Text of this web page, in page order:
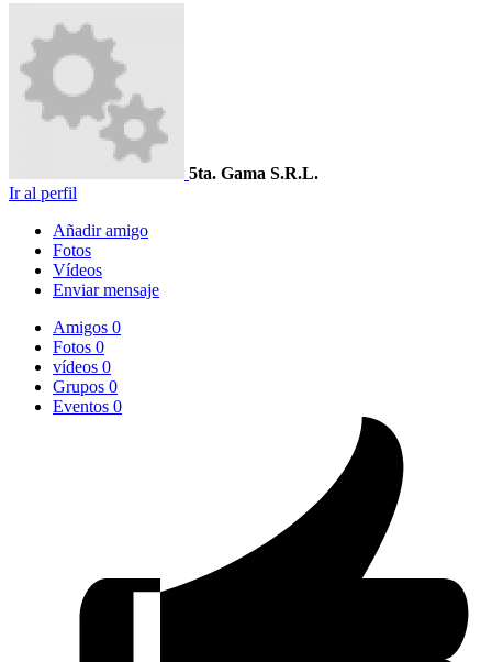
5ta. Gama S.R.L.
Ir al perfil
Añadir amigo
Fotos
Vídeos
Enviar mensaje
Amigos 0
Fotos 0
vídeos 0
Grupos 0
Eventos 0